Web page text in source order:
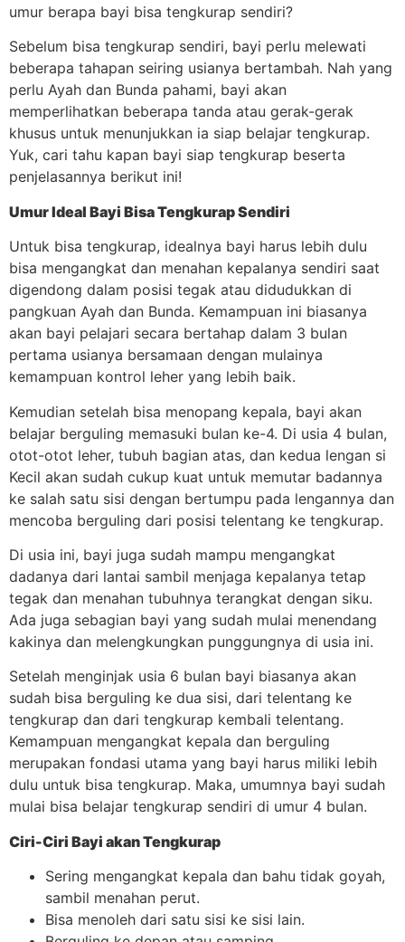
umur berapa bayi bisa tengkurap sendiri?
Sebelum bisa tengkurap sendiri, bayi perlu melewati
beberapa tahapan seiring usianya bertambah. Nah yang
perlu Ayah dan Bunda pahami, bayi akan
memperlihatkan beberapa tanda atau gerak-gerak
khusus untuk menunjukkan ia siap belajar tengkurap.
Yuk, cari tahu kapan bayi siap tengkurap beserta
penjelasannya berikut ini!
Umur Ideal Bayi Bisa Tengkurap Sendiri
Untuk bisa tengkurap, idealnya bayi harus lebih dulu
bisa mengangkat dan menahan kepalanya sendiri saat
digendong dalam posisi tegak atau didudukkan di
pangkuan Ayah dan Bunda. Kemampuan ini biasanya
akan bayi pelajari secara bertahap dalam 3 bulan
pertama usianya bersamaan dengan mulainya
kemampuan kontrol leher yang lebih baik.
Kemudian setelah bisa menopang kepala, bayi akan
belajar berguling memasuki bulan ke-4. Di usia 4 bulan,
otot-otot leher, tubuh bagian atas, dan kedua lengan si
Kecil akan sudah cukup kuat untuk memutar badannya
ke salah satu sisi dengan bertumpu pada lengannya dan
mencoba berguling dari posisi telentang ke tengkurap.
Di usia ini, bayi juga sudah mampu mengangkat
dadanya dari lantai sambil menjaga kepalanya tetap
tegak dan menahan tubuhnya terangkat dengan siku.
Ada juga sebagian bayi yang sudah mulai menendang
kakinya dan melengkungkan punggungnya di usia ini.
Setelah menginjak usia 6 bulan bayi biasanya akan
sudah bisa berguling ke dua sisi, dari telentang ke
tengkurap dan dari tengkurap kembali telentang.
Kemampuan mengangkat kepala dan berguling
merupakan fondasi utama yang bayi harus miliki lebih
dulu untuk bisa tengkurap. Maka, umumnya bayi sudah
mulai bisa belajar tengkurap sendiri di umur 4 bulan.
Ciri-Ciri Bayi akan Tengkurap
Sering mengangkat kepala dan bahu tidak goyah,
sambil menahan perut.
Bisa menoleh dari satu sisi ke sisi lain.